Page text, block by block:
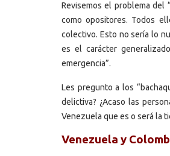
Revisemos el problema del
como opositores. Todos
colectivo. Esto no sería lo
es el carácter
emergencia”.
Les pregunto a los
delictiva? ¿Acaso las
Venezuela que es o será la
Venezuela y